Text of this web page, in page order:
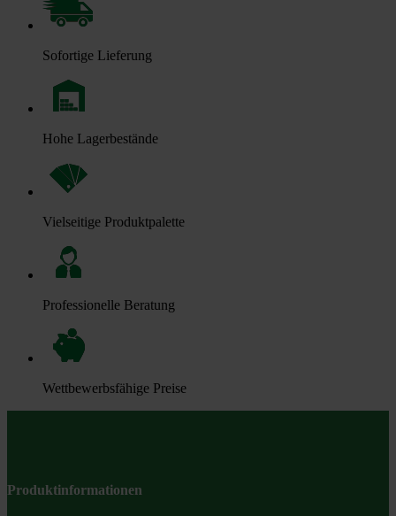
Sofortige Lieferung
Hohe Lagerbestände
Vielseitige Produktpalette
Professionelle Beratung
Wettbewerbsfähige Preise
Produktinformationen